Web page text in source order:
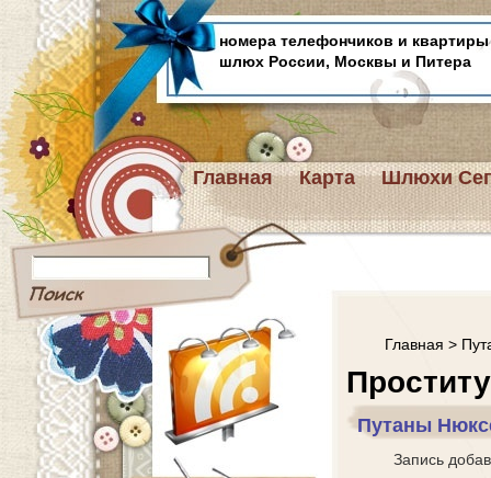
номера телефончиков и квартиры
шлюх России, Москвы и Питера
Главная Карта Шлюхи
Главная >
Путаны
Запись